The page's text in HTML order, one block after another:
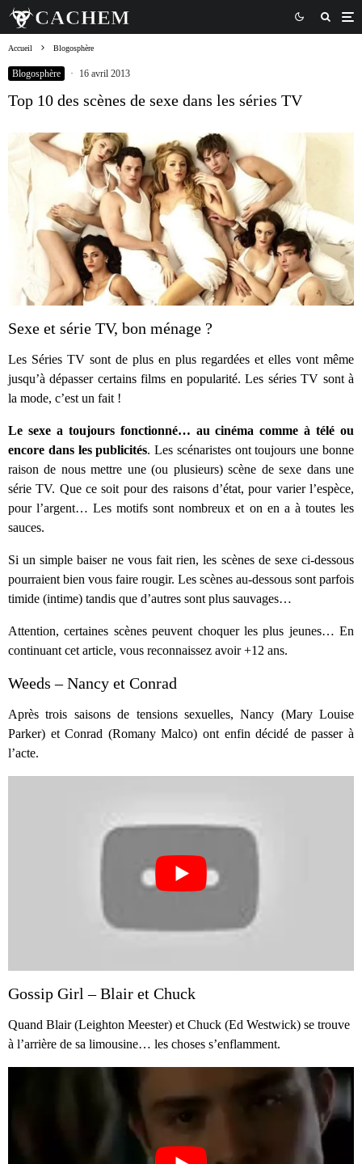
Accueil Blogosphère
Blogosphère · 16 avril 2013
Top 10 des scènes de sexe dans les séries TV
Sexe et série TV, bon ménage ?
Les Séries TV sont de plus en plus regardées et elles vont même
jusqu’à dépasser certains films en popularité. Les séries TV sont à
la mode, c’est un fait !
Le sexe a toujours fonctionné… au cinéma comme à télé ou
encore dans les publicités. Les scénaristes ont toujours une bonne
raison de nous mettre une (ou plusieurs) scène de sexe dans une
série TV. Que ce soit pour des raisons d’état, pour varier l’espèce,
pour l’argent… Les motifs sont nombreux et on en a à toutes les
sauces.
Si un simple baiser ne vous fait rien, les scènes de sexe ci-dessous
pourraient bien vous faire rougir. Les scènes au-dessous sont parfois
timide (intime) tandis que d’autres sont plus sauvages…
Attention, certaines scènes peuvent choquer les plus jeunes… En
continuant cet article, vous reconnaissez avoir +12 ans.
Weeds – Nancy et Conrad
Après trois saisons de tensions sexuelles, Nancy (Mary Louise
Parker) et Conrad (Romany Malco) ont enfin décidé de passer à
l’acte.
Gossip Girl – Blair et Chuck
Quand Blair (Leighton Meester) et Chuck (Ed Westwick) se trouve
à l’arrière de sa limousine… les choses s’enflamment.